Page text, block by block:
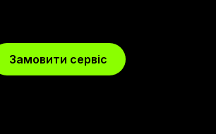
Замовити сервіс